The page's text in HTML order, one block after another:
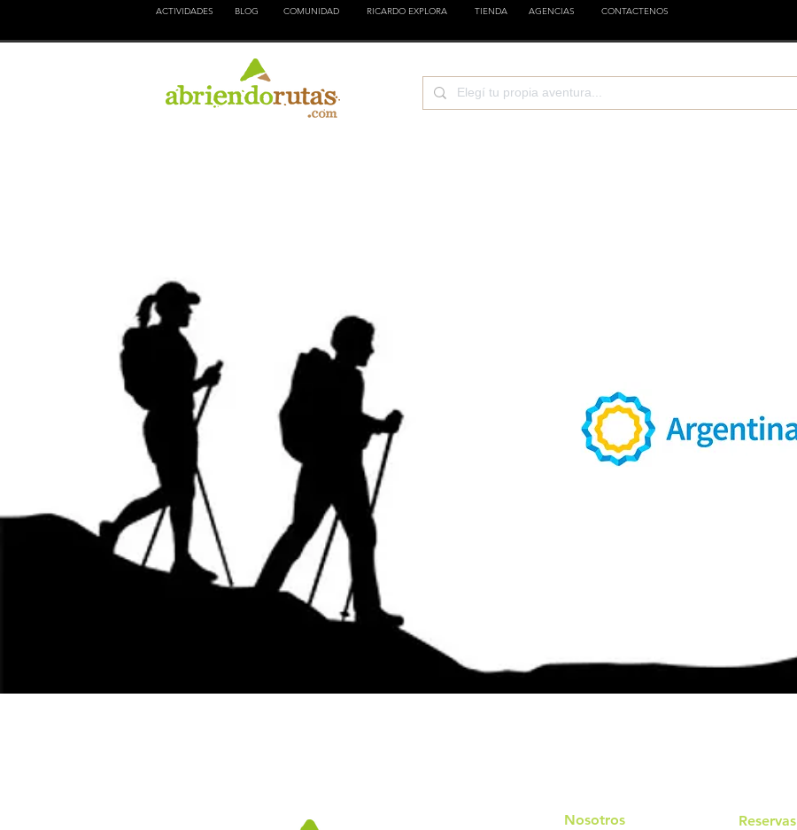
ACTIVIDADES BLOG COMUNIDAD RICARDO EXPLORA TIENDA AGENCIAS CONTACTENOS
Nosotros Reservas